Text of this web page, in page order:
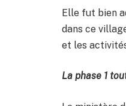
Elle fut bien
dans ce
et les
La phase 1